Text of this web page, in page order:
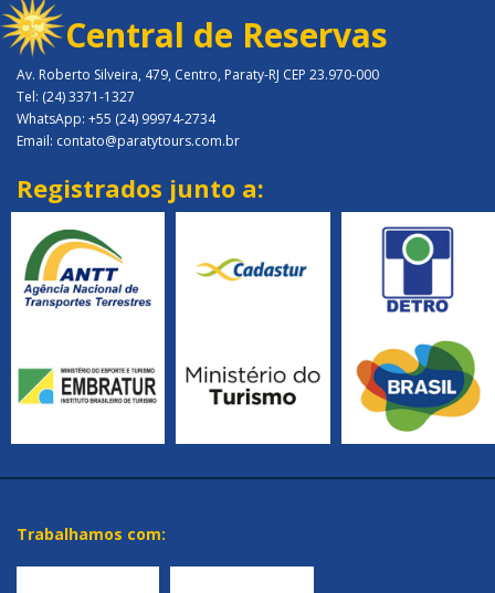
Central de Reservas
Av. Roberto Silveira, 479, Centro, Paraty-RJ CEP 23.970-000
Tel: (24) 3371-1327
WhatsApp: +55 (24) 99974-2734
Email: contato@paratytours.com.br
Registrados junto a:
Trabalhamos com: